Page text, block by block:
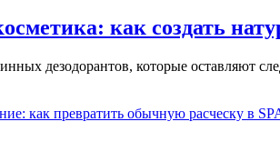
как создать
дезодорантов, которые оставляют